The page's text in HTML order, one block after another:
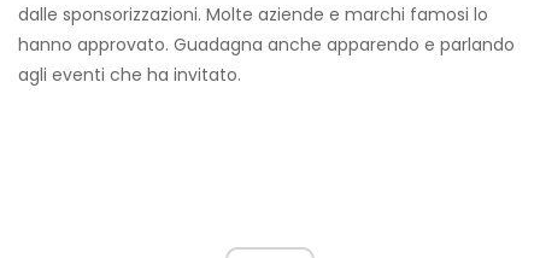
dalle sponsorizzazioni. Molte aziende e marchi famosi lo
hanno approvato. Guadagna anche apparendo e parlando
agli eventi che ha invitato.